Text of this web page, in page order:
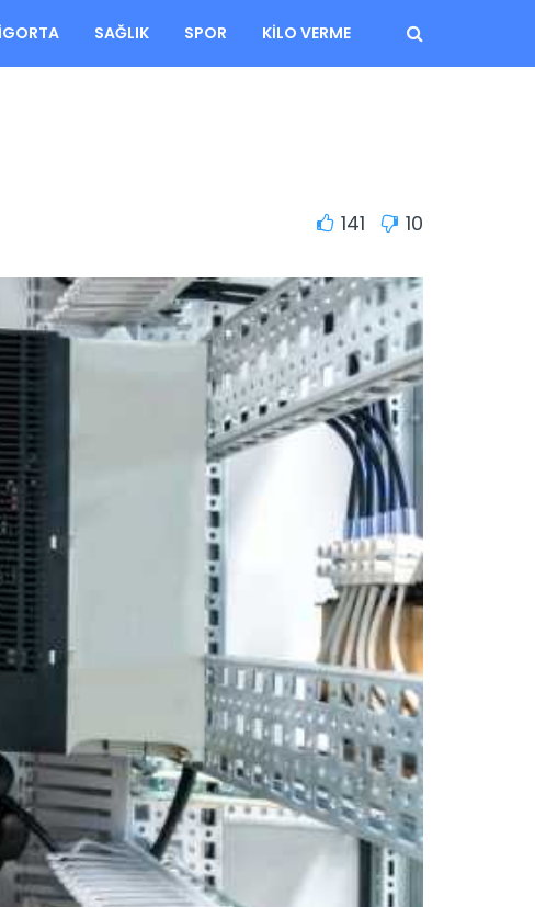
SAĞLIK SPOR KILO VERME
141 10